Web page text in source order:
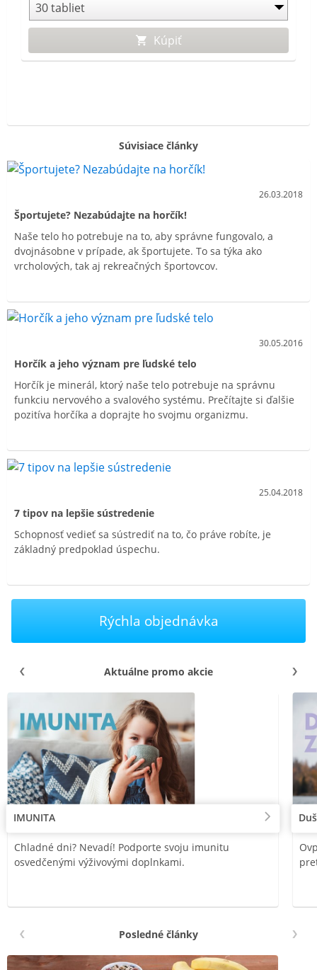
Kúpiť
Súvisiace články
26.03.2018
Športujete? Nezabúdajte na horčík!
Naše telo ho potrebuje na to, aby správne fungovalo, a
dvojnásobne v prípade, ak športujete. To sa týka ako
vrcholových, tak aj rekreačných športovcov.
30.05.2016
Horčík a jeho význam pre ľudské telo
Horčík je minerál, ktorý naše telo potrebuje na správnu
funkciu nervového a svalového systému. Prečítajte si ďalšie
pozitíva horčíka a doprajte ho svojmu organizmu.
25.04.2018
7 tipov na lepšie sústredenie
Schopnosť vedieť sa sústrediť na to, čo práve robíte, je
základný predpoklad úspechu.
Rýchla objednávka
Aktuálne promo akcie
IMUNITA
Chladné dni? Nevadí! Podporte svoju imunitu
osvedčenými výživovými doplnkami.
Posledné články